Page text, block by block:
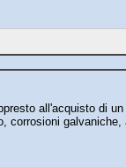
all'acquisto di
corrosioni